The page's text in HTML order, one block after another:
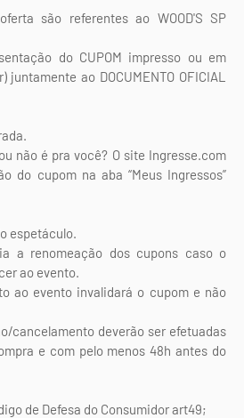
são referentes ao WOOD'S SP
do CUPOM impresso ou em
ao DOCUMENTO OFICIAL
não é pra você? O site Ingresse.com
do cupom na aba “Meus Ingressos”
espetáculo.
a renomeação dos cupons caso o
ao evento.
ao evento invalidará o cupom e não
cancelamento deverão ser efetuadas
e com pelo menos 48h antes do
de Defesa do Consumidor art49;